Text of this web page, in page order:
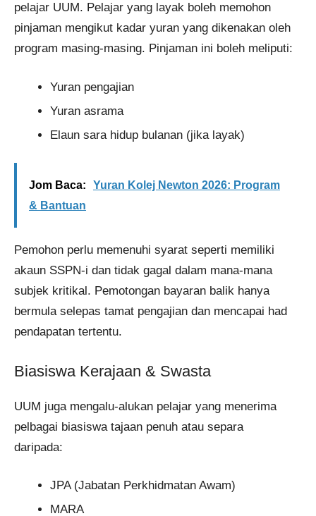
pelajar UUM. Pelajar yang layak boleh memohon
pinjaman mengikut kadar yuran yang dikenakan oleh
program masing-masing. Pinjaman ini boleh meliputi:
Yuran pengajian
Yuran asrama
Elaun sara hidup bulanan (jika layak)
Jom Baca:
Yuran Kolej Newton 2026: Program
& Bantuan
Pemohon perlu memenuhi syarat seperti memiliki
akaun SSPN-i dan tidak gagal dalam mana-mana
subjek kritikal. Pemotongan bayaran balik hanya
bermula selepas tamat pengajian dan mencapai had
pendapatan tertentu.
Biasiswa Kerajaan & Swasta
UUM juga mengalu-alukan pelajar yang menerima
pelbagai biasiswa tajaan penuh atau separa
daripada:
JPA (Jabatan Perkhidmatan Awam)
MARA